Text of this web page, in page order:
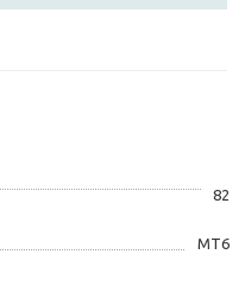
82
MT6